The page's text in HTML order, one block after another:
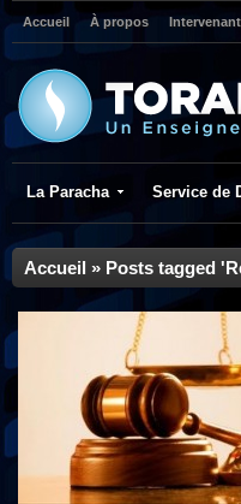
Accueil À propos
La Paracha Service de
Accueil » Posts tagged